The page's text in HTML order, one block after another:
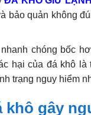
bảo quản không
chóng bốc
hại của đá khô
trạng nguy hiểm
khô gây